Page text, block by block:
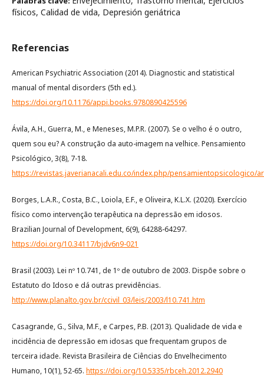
físicos, Calidad de vida, Depresión geriátrica
Referencias
American Psychiatric Association (2014). Diagnostic and statistical
manual of mental disorders (5th ed.).
https://doi.org/10.1176/appi.books.9780890425596
Ávila, A.H., Guerra, M., e Meneses, M.P.R. (2007). Se o velho é o outro,
quem sou eu? A construção da auto-imagem na velhice. Pensamiento
Psicológico, 3(8), 7-18.
https://revistas.javerianacali.edu.co/index.php/pensamientopsicologico/
Borges, L.A.R., Costa, B.C., Loiola, E.F., e Oliveira, K.L.X. (2020). Exercício
físico como intervenção terapêutica na depressão em idosos.
Brazilian Journal of Development, 6(9), 64288-64297.
https://doi.org/10.34117/bjdv6n9-021
Brasil (2003). Lei nº 10.741, de 1º de outubro de 2003. Dispõe sobre o
Estatuto do Idoso e dá outras previdências.
http://www.planalto.gov.br/ccivil_03/leis/2003/l10.741.htm
Casagrande, G., Silva, M.F., e Carpes, P.B. (2013). Qualidade de vida e
incidência de depressão em idosas que frequentam grupos de
terceira idade. Revista Brasileira de Ciências do Envelhecimento
Humano, 10(1), 52-65. https://doi.org/10.5335/rbceh.2012.2940